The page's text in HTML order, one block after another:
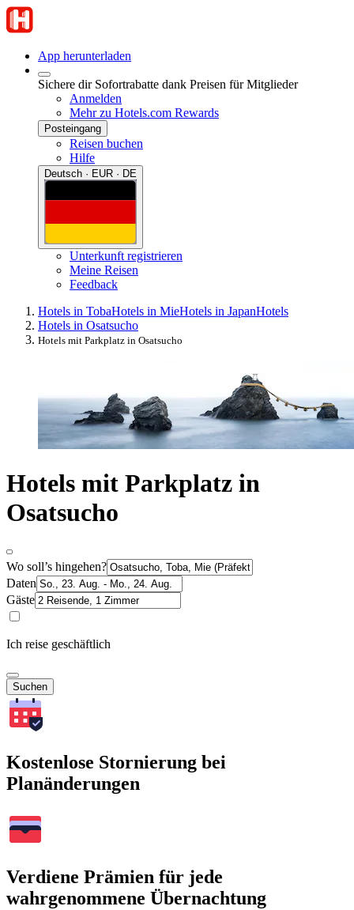
App herunterladen
Sichere dir Sofortrabatte dank Preisen für Mitglieder
Anmelden
Mehr zu Hotels.com Rewards
Posteingang
Reisen buchen
Hilfe
Deutsch · EUR · DE
Unterkunft registrieren
Meine Reisen
Feedback
Hotels in TobaHotels in MieHotels in JapanHotels
Hotels in Osatsucho
Hotels mit Parkplatz in Osatsucho
Hotels mit Parkplatz in
Osatsucho
Wo soll’s hingehen?
Daten
Gäste
Ich reise geschäftlich
Suchen
Kostenlose Stornierung bei
Planänderungen
Verdiene Prämien für jede
wahrgenommene Übernachtung